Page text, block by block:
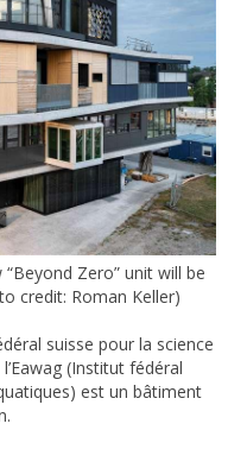
Zero” unit will be
credit: Roman Keller)
suisse pour la science
(Institut fédéral
est un bâtiment